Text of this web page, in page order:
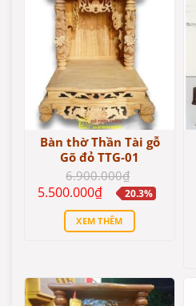
Bàn thờ Thần Tài gỗ
Gõ đỏ TTG-01
6.900.000₫
Giá
gốc
6.900.000₫.
5.500.000₫Giá
hiện
tại
là:
5.500.000₫.
20.3%
XEM THÊM